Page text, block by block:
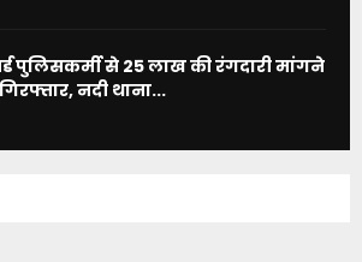
पुलिसकर्मी से 25 लाख की रंगदारी मांगने
नदी थाना...